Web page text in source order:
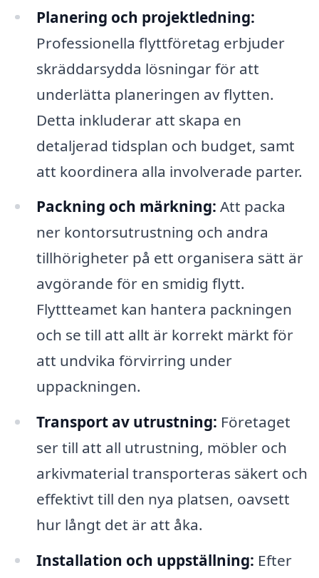
Planering och projektledning:
Professionella flyttföretag erbjuder
skräddarsydda lösningar för att
underlätta planeringen av flytten.
Detta inkluderar att skapa en
detaljerad tidsplan och budget, samt
att koordinera alla involverade parter.
Packning och märkning: Att packa
ner kontorsutrustning och andra
tillhörigheter på ett organisera sätt är
avgörande för en smidig flytt.
Flyttteamet kan hantera packningen
och se till att allt är korrekt märkt för
att undvika förvirring under
uppackningen.
Transport av utrustning: Företaget
ser till att all utrustning, möbler och
arkivmaterial transporteras säkert och
effektivt till den nya platsen, oavsett
hur långt det är att åka.
Installation och uppställning: Efter